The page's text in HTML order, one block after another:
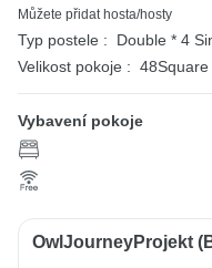
Můžete přidat hosta/hosty
Typ postele : Double * 4
Velikost pokoje :
Vybavení pokoje
OwlJourneyProjekt